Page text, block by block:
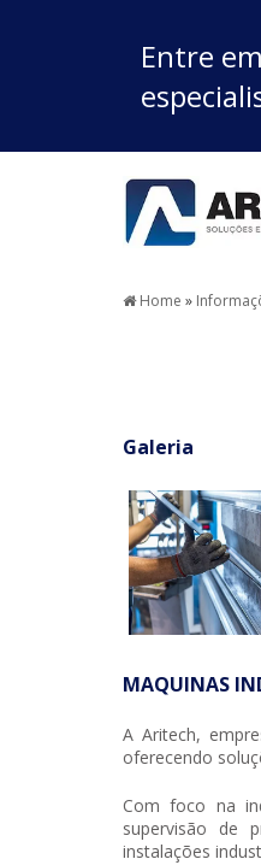
Entre
Home »
Galeria
MAQUINAS
A Aritech,
oferecendo
Com foco na
supervisão de
instalações